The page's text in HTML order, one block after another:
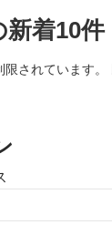
着10件
されています